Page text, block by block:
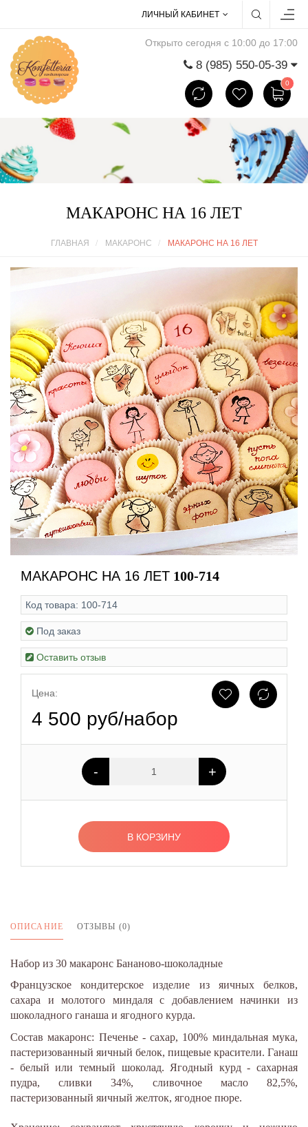
ЛИЧНЫЙ КАБИНЕТ
Открыто сегодня с 10:00 до 17:00
8 (985) 550-05-39
0
МАКАРОНС НА 16 ЛЕТ
ГЛАВНАЯ МАКАРОНС МАКАРОНС НА 16 ЛЕТ
МАКАРОНС НА 16 ЛЕТ 100-714
Код товара: 100-714
Под заказ
Оставить отзыв
Цена:
4 500 руб/набор
- +
В КОРЗИНУ
ОПИСАНИЕ ОТЗЫВЫ (0)
Набор из 30 макаронс Бананово-шоколадные
Французское кондитерское изделие из яичных белков,
сахара и молотого миндаля с добавлением начинки из
шоколадного ганаша и ягодного курда.
Состав макаронс: Печенье - сахар, 100% миндальная мука,
пастеризованный яичный белок, пищевые красители. Ганаш
- белый или темный шоколад. Ягодный курд - сахарная
пудра, сливки 34%, сливочное масло 82,5%,
пастеризованный яичный желток, ягодное пюре.